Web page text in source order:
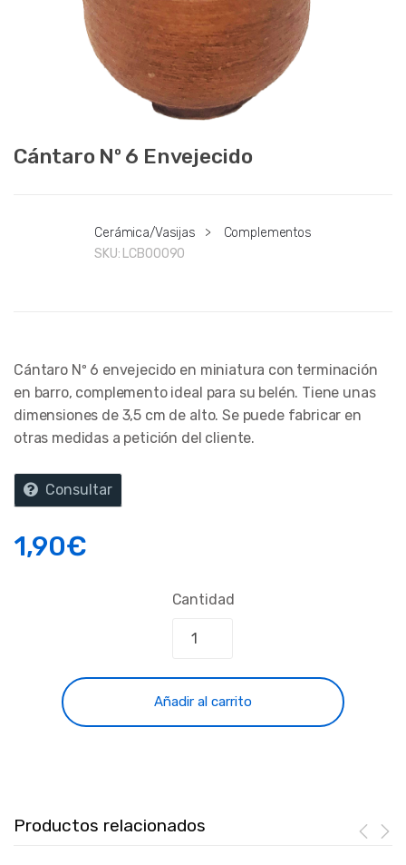
Cántaro Nº 6 Envejecido
Cerámica/Vasijas >
Complementos
SKU: LCB00090
Cántaro Nº 6 envejecido en miniatura con terminación
en barro, complemento ideal para su belén. Tiene unas
dimensiones de 3,5 cm de alto. Se puede fabricar en
otras medidas a petición del cliente.
Consultar
1,90€
Cantidad
Añadir al carrito
Productos relacionados